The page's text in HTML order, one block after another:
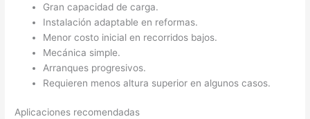
Gran capacidad de carga.
Instalación adaptable en reformas.
Menor costo inicial en recorridos bajos.
Mecánica simple.
Arranques progresivos.
Requieren menos altura superior en algunos casos.
Aplicaciones recomendadas